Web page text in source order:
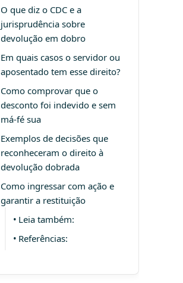
O que diz o CDC e a
jurisprudência sobre
devolução em dobro
Em quais casos o servidor ou
aposentado tem esse direito?
Como comprovar que o
desconto foi indevido e sem
má-fé sua
Exemplos de decisões que
reconheceram o direito à
devolução dobrada
Como ingressar com ação e
garantir a restituição
Leia também:
Referências: